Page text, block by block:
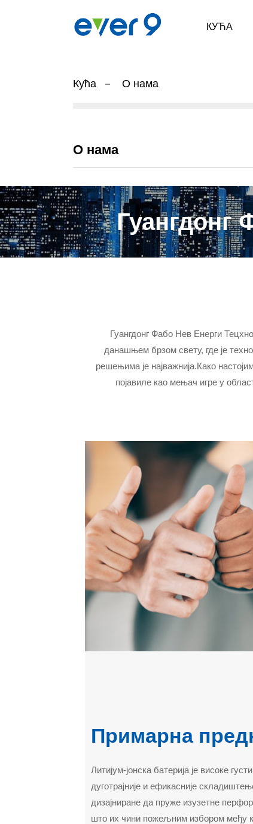
КУЋА
Кућа О нама
О нама
Гуангдонг
Гуангдонг Фабо Нев Енерги
данашњем брзом свету, где је
решењима је најважнија.Како
појавиле као мењач игре у
Примарна
Литијум-јонска батерија је високе
дуготрајније и ефикасније
дизајниране да пруже изузетне
што их чини пожељним избором међу